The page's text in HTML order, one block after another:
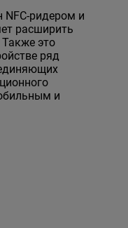
ридером и
расширить
это
ряд
и